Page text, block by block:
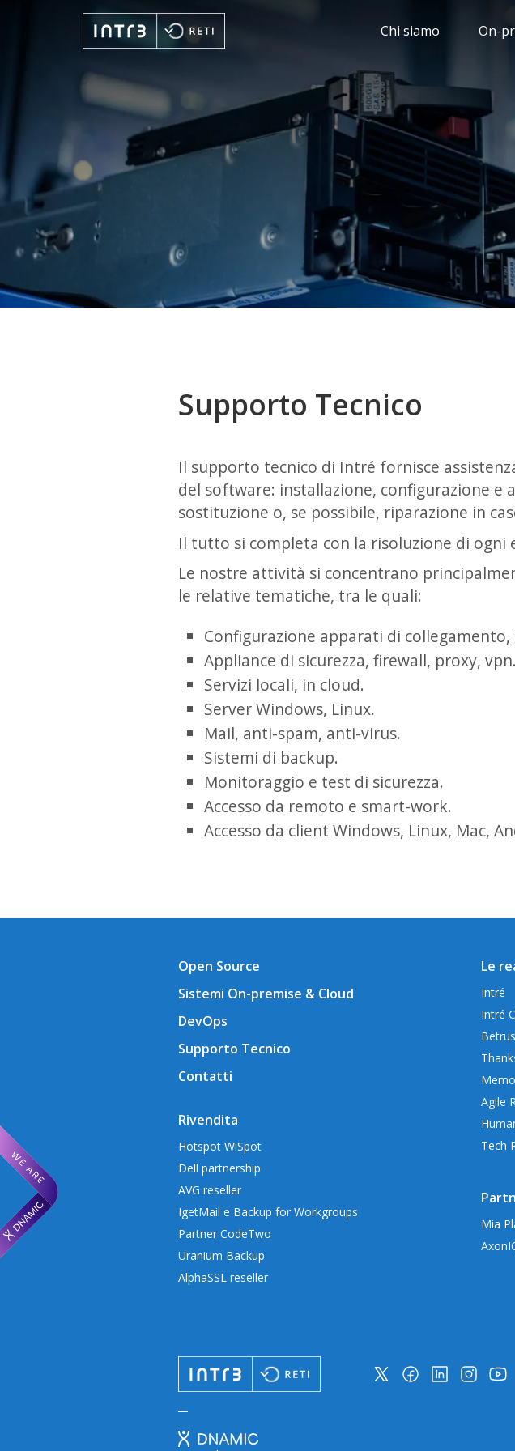
Chi siamo On-
Supporto Tecnico
Il supporto tecnico di Intré fornisce
del software: installazione, configurazione e
sostituzione o, se possibile, riparazione in
Il tutto si completa con la risoluzione di ogni
Le nostre attività si concentrano
le relative tematiche, tra le quali:
Configurazione apparati di
Appliance di sicurezza, firewall, proxy, vpn.
Servizi locali, in cloud.
Server Windows, Linux.
Mail, anti-spam, anti-virus.
Sistemi di backup.
Monitoraggio e test di sicurezza.
Accesso da remoto e smart-work.
Accesso da client Windows, Linux, Mac,
Open Source
Sistemi On-premise & Cloud
DevOps
Supporto Tecnico
Contatti
Rivendita
Hotspot WiSpot
Dell partnership
AVG reseller
IgetMail e Backup for Workgroups
Partner CodeTwo
Uranium Backup
AlphaSSL reseller
Le
Intré
Intré
Agile
Tech
Mia